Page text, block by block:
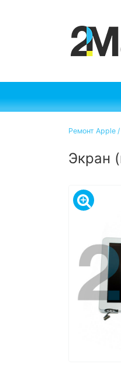
SE
Ремонт Apple /
Экран